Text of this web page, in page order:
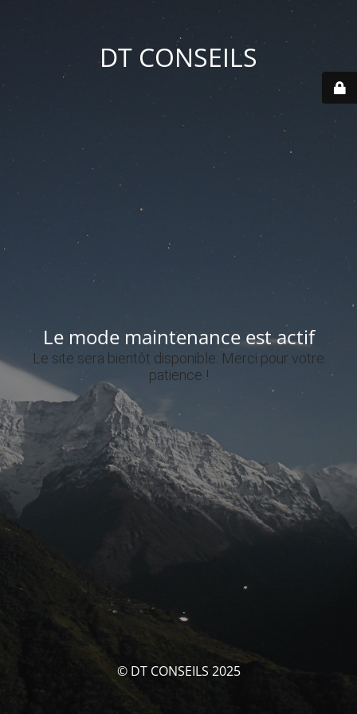
DT CONSEILS
Le mode maintenance est actif
Le site sera bientôt disponible. Merci pour votre
patience !
© DT CONSEILS 2025